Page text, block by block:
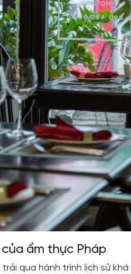
ẩm thực Pháp
qua hành trình lịch sử